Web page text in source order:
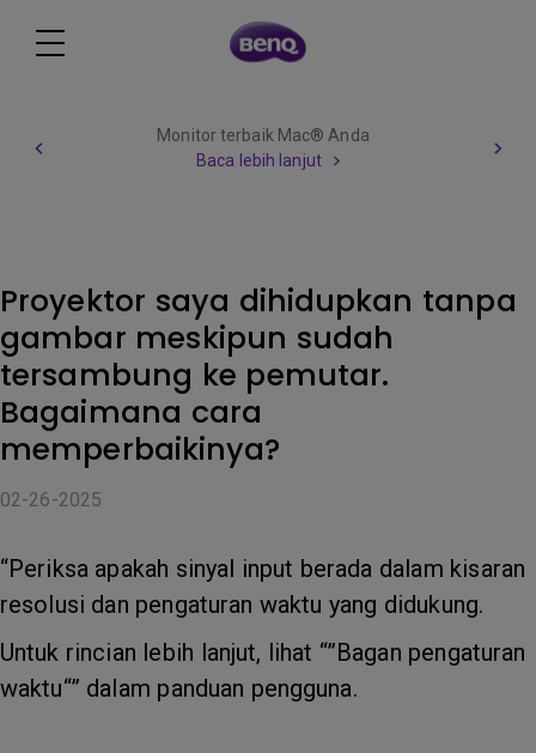
Monitor terbaik Mac® Anda
Baca lebih lanjut
Proyektor saya dihidupkan tanpa
gambar meskipun sudah
tersambung ke pemutar.
Bagaimana cara
memperbaikinya?
02-26-2025
“Periksa apakah sinyal input berada dalam kisaran
resolusi dan pengaturan waktu yang didukung.
Untuk rincian lebih lanjut, lihat “”Bagan pengaturan
waktu“” dalam panduan pengguna.